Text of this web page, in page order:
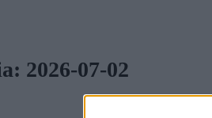
2026-07-02